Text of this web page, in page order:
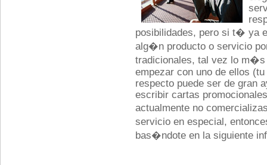
posibilidades, pero si t� ya
alg�n producto o servicio
tradicionales, tal vez lo m�s
empezar con uno de ellos
respecto puede ser de gran
escribir cartas
actualmente no
servicio en especial,
bas�ndote en la siguiente